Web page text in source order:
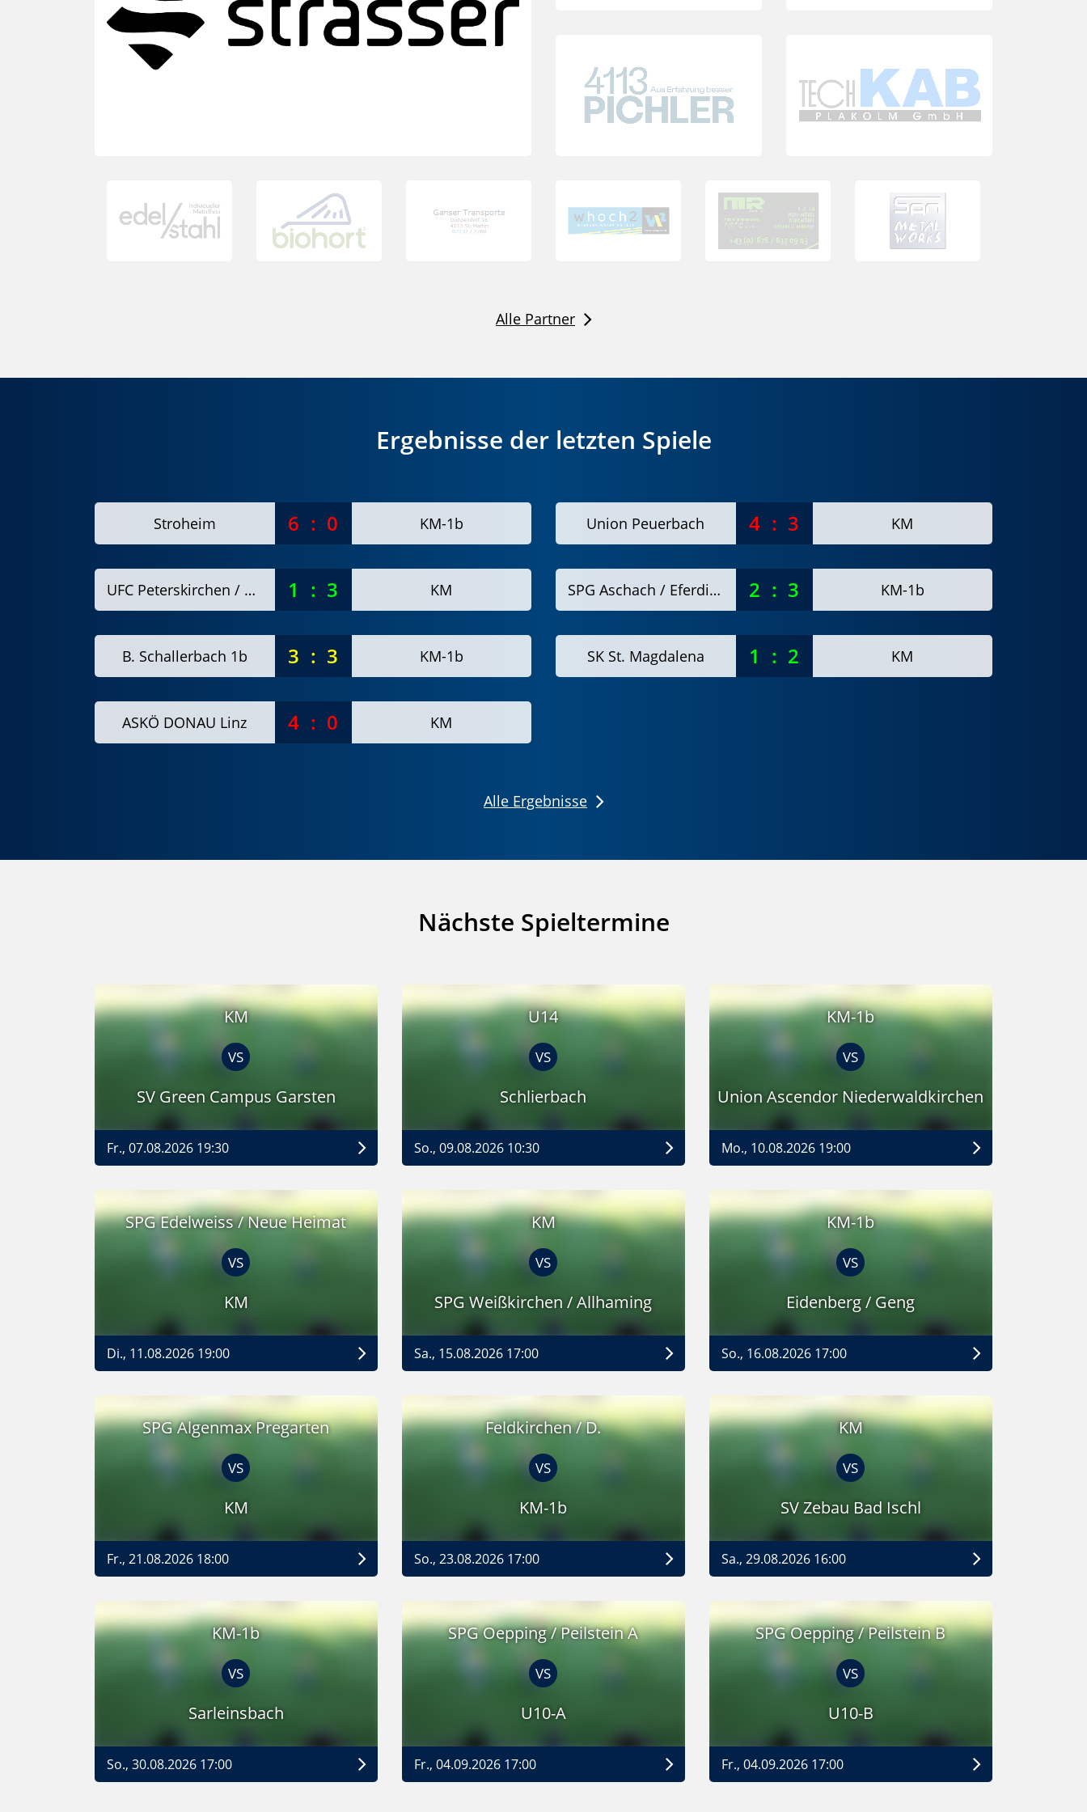
Alle Partner
Ergebnisse der letzten Spiele
Stroheim 6 : 0 KM-1b Union Peuerbach 4 : 3 KM
UFC Peterskirchen / Tumeltsham / Andrichsfurt 1 : 3 KM SPG Aschach / Eferding 1b 2 : 3 KM-1b
B. Schallerbach 1b 3 : 3 KM-1b SK St. Magdalena 1 : 2 KM
ASKÖ DONAU Linz 4 : 0 KM
Alle Ergebnisse
Nächste Spieltermine
KM
VS
SV Green Campus Garsten
Fr., 07.08.2026 19:30
U14
VS
Schlierbach
So., 09.08.2026 10:30
KM-1b
VS
Union Ascendor Niederwaldkirchen
Mo., 10.08.2026 19:00
SPG Edelweiss / Neue Heimat
VS
KM
Di., 11.08.2026 19:00
KM
VS
SPG Weißkirchen / Allhaming
Sa., 15.08.2026 17:00
KM-1b
VS
Eidenberg / Geng
So., 16.08.2026 17:00
SPG Algenmax Pregarten
VS
KM
Fr., 21.08.2026 18:00
Feldkirchen / D.
VS
KM-1b
So., 23.08.2026 17:00
KM
VS
SV Zebau Bad Ischl
Sa., 29.08.2026 16:00
KM-1b
VS
Sarleinsbach
So., 30.08.2026 17:00
SPG Oepping / Peilstein A
VS
U10-A
Fr., 04.09.2026 17:00
SPG Oepping / Peilstein B
VS
U10-B
Fr., 04.09.2026 17:00